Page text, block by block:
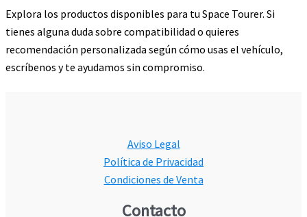
Explora los productos disponibles para tu Space Tourer. Si
tienes alguna duda sobre compatibilidad o quieres
recomendación personalizada según cómo usas el vehículo,
escríbenos y te ayudamos sin compromiso.
Aviso Legal
Política de Privacidad
Condiciones de Venta
Contacto